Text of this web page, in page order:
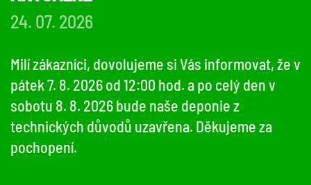
24. 07. 2026
Milí zákazníci, dovolujeme si Vás informovat, že v
pátek 7. 8. 2026 od 12:00 hod. a po celý den v
sobotu 8. 8. 2026 bude naše deponie z
technických důvodů uzavřena. Děkujeme za
pochopení.